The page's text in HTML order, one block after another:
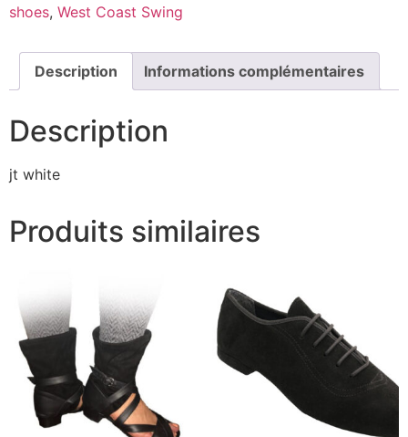
shoes, West Coast Swing
Description Informations complémentaires
Description
jt white
Produits similaires